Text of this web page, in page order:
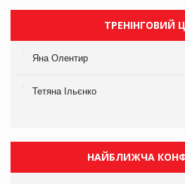
ТРЕНІНГОВИЙ
Яна Олентир
Тетяна Ільєнко
НАЙБЛИЖЧА